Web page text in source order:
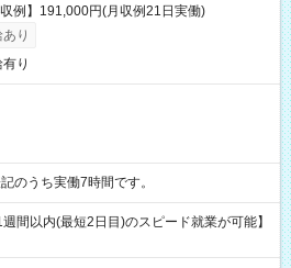
例】191,000円(月収例21日実働)
り
り
19:00 ※表記のうち実働7時間です。
間以内(最短2日目)のスピード就業が可能】